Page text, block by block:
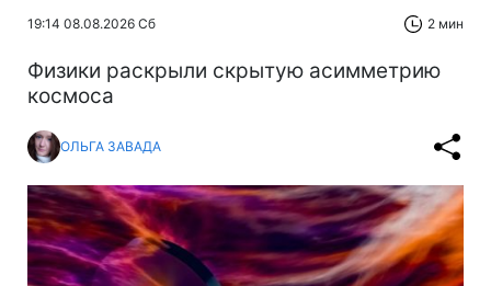
19:14 08.08.2026 Сб 2 мин
Физики раскрыли скрытую асимметрию
космоса
ОЛЬГА ЗАВАДА